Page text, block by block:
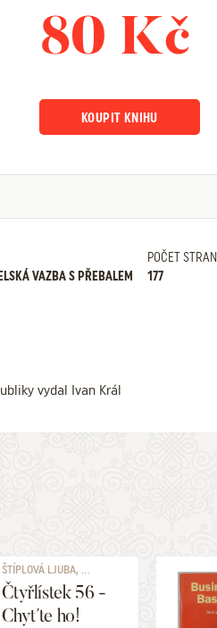
80 Kč
KOUPIT KNIHU
VAZBA S PŘEBALEM
POČET STRAN
177
vydal Ivan Král
ŠTÍPLOVÁ LJUBA, ...
Čtyřlístek 56 -
Chyťte ho!